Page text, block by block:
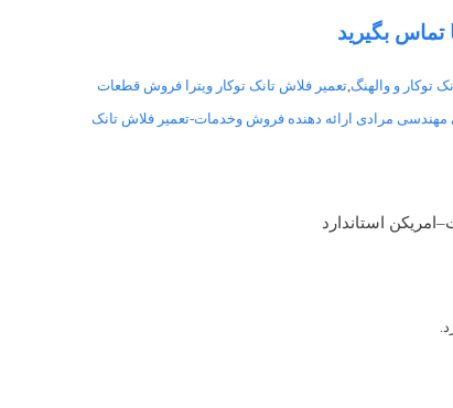
تماس بگیرید
توکار و والهنگ تعمیر فلاش تانک توکار ویترا فروش قطعات
مرادی ارائه دهنده فروش وخدمات-تعمیر فلاش تانک
استاندارد